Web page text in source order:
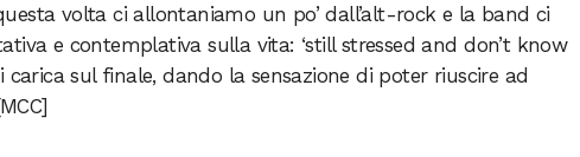
volta ci allontaniamo un po’ dall’alt-rock e la band ci
e contemplativa sulla vita: ‘still stressed and don’t know
carica sul finale, dando la sensazione di poter riuscire ad